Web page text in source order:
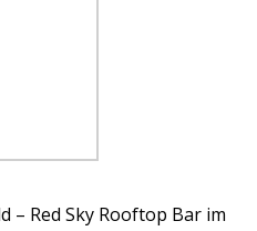
– Red Sky Rooftop Bar im